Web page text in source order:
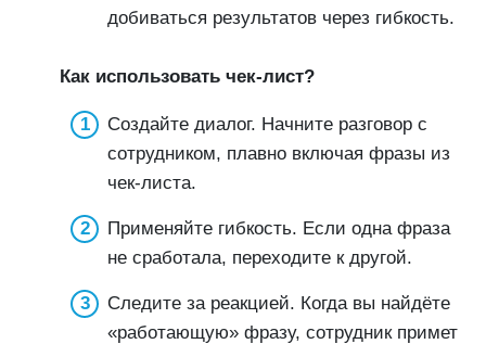
добиваться результатов через гибкость.
Как использовать чек-лист?
Создайте диалог. Начните разговор с
сотрудником, плавно включая фразы из
чек-листа.
Применяйте гибкость. Если одна фраза
не сработала, переходите к другой.
Следите за реакцией. Когда вы найдёте
«работающую» фразу, сотрудник примет